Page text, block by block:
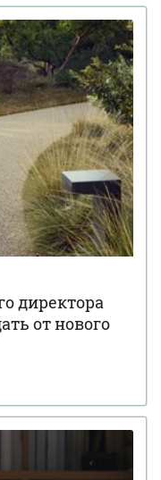
директора
от нового